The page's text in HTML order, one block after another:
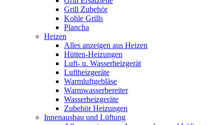
Grill Zubehör
Kohle Grills
Plancha
Heizen
Alles anzeigen aus Heizen
Hütten-Heizungen
Luft- u. Wasserheizgerät
Luftheizgeräte
Warmluftgebläse
Warmwasserbereiter
Wasserheizgeräte
Zubehör Heizungen
Innenausbau und Lüftung